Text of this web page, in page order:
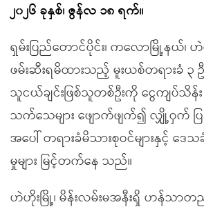
၂၀၂၆ ခုနှစ်၊ ဇွန်လ ၁၈ ရက်။
ရှမ်းပြည်တောင်ပိုင်း၊ ကလောမြို့နယ်၊
ဖမ်းဆီးရမိထားသည့် မူးယစ်တရားခံ ၃
သူငယ်ချင်းဖြစ်သူတစ်ဦးကို ငွေကျပ်သိ
သက်သေများ ဖျောက်ဖျက်၍ လျှို့ဝှက် ပ
အပေါ် တရားခံမိသားစုဝင်များနှင့် ဒေသ
မှုများ မြင့်တက်နေ သည်။
ဟဲဟိုးမြို့၊ မိန်းလမ်းမအနီးရှိ ဟန်သာတ